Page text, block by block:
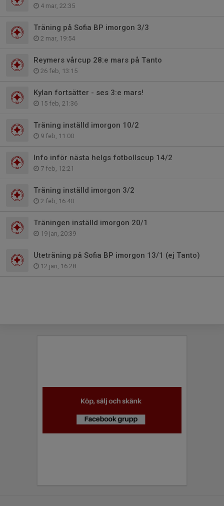
4 mar, 22:35
Träning på Sofia BP imorgon 3/3
2 mar, 19:54
Reymers vårcup 28:e mars på Tanto
26 feb, 13:15
Kylan fortsätter - ses 3:e mars!
15 feb, 21:36
Träning inställd imorgon 10/2
9 feb, 11:00
Info inför nästa helgs fotbollscup 14/2
7 feb, 12:21
Träning inställd imorgon 3/2
2 feb, 16:40
Träningen inställd imorgon 20/1
19 jan, 20:39
Uteträning på Sofia BP imorgon 13/1 (ej Tanto)
12 jan, 16:28